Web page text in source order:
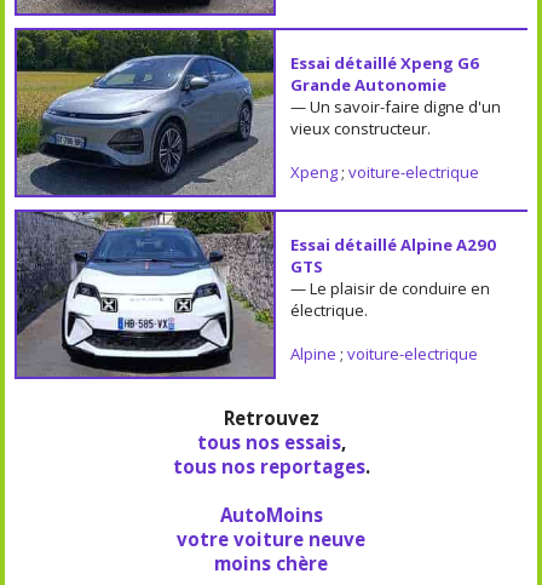
Essai détaillé Xpeng G6
Grande Autonomie
— Un savoir-faire digne d'un
vieux constructeur.
Xpeng; voiture-electrique
Essai détaillé Alpine A290
GTS
— Le plaisir de conduire en
électrique.
Alpine ; voiture-electrique
Retrouvez
tous nos essais,
tous nos reportages.
AutoMoins
votre voiture neuve
moins chère